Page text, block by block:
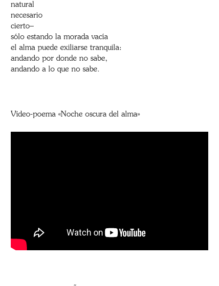
natural
necesario
cierto–
sólo estando la morada vacía
el alma puede exiliarse tranquila:
andando por donde no sabe,
andando a lo que no sabe.
Vídeo-poema «Noche oscura del alma»